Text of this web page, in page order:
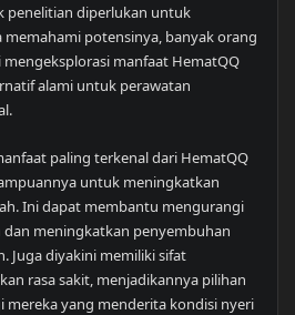
penelitian diperlukan untuk
memahami potensinya, banyak orang
mengeksplorasi manfaat HematQQ
alami untuk perawatan
paling terkenal dari HematQQ
untuk meningkatkan
Ini dapat membantu mengurangi
dan meningkatkan penyembuhan
Juga diyakini memiliki sifat
rasa sakit, menjadikannya pilihan
mereka yang menderita kondisi nyeri